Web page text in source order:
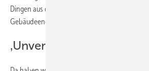
Dingen aus der von seiner Regierung
Gebäudeenergiegesetzes (GEG) gelernt hat.
‚Unverschämt knappe